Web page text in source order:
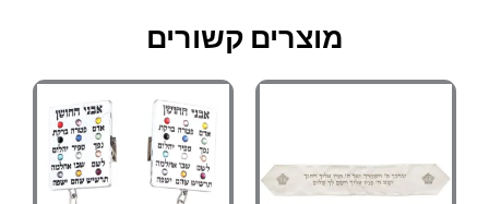
מוצרים קשורים